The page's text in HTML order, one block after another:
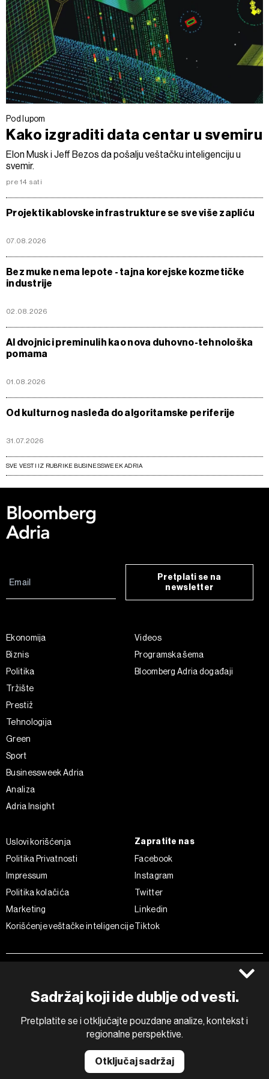
Pod lupom
Kako izgraditi data centar u svemiru
Elon Musk i Jeff Bezos da pošalju veštačku inteligenciju u
svemir.
pre 14 sati
Projekti kablovske infrastrukture se sve više zapliću
07.08.2026
Bez muke nema lepote - tajna korejske kozmetičke
industrije
02.08.2026
AI dvojnici preminulih kao nova duhovno-tehnološka
pomama
01.08.2026
Od kulturnog nasleđa do algoritamske periferije
31.07.2026
SVE VESTI IZ RUBRIKE BUSINESSWEEK ADRIA
Sadržaj koji ide dublje od vesti.
Pretplatite se i otključajte pouzdane analize, kontekst i
regionalne perspektive.
Otključaj sadržaj
Pretplati se na
newsletter
Ekonomija
Biznis
Politika
Tržište
Prestiž
Tehnologija
Green
Sport
Businessweek Adria
Analiza
Adria Insight
Videos
Programska šema
Bloomberg Adria događaji
Uslovi korišćenja
Politika Privatnosti
Impressum
Politika kolačića
Marketing
Korišćenje veštačke inteligencije
Zapratite nas
Facebook
Instagram
Twitter
Linkedin
Tiktok
©2022 - 2026 Bloomberg L.P. All Rights Reserved. BLOOMBERG and
the BLOOMBERG logo are registered trademarks and service marks of
Bloomberg Adria is a Mtel Swiss SA Property
News CMS by Cubes